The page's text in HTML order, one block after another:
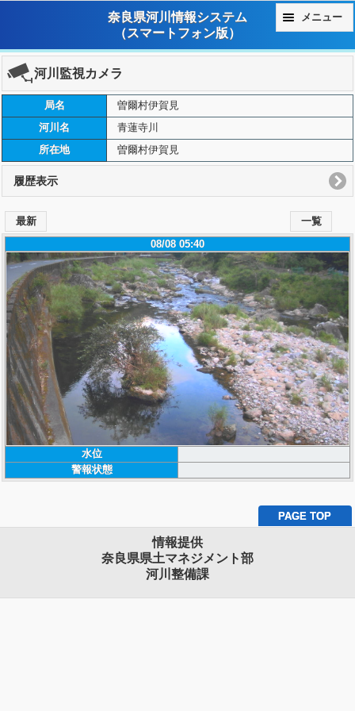
奈良県河川情報システム
（スマートフォン版）
メニュー
河川監視カメラ
局名
曽爾村伊賀見
河川名
青蓮寺川
所在地
曽爾村伊賀見
履歴表示
最新 一覧
08/08 05:40
水位
警報状態
PAGE TOP
情報提供
奈良県県土マネジメント部
河川整備課